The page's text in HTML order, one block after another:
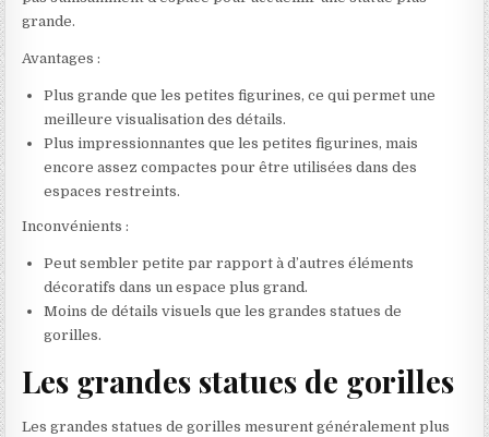
grande.
Avantages :
Plus grande que les petites figurines, ce qui permet une
meilleure visualisation des détails.
Plus impressionnantes que les petites figurines, mais
encore assez compactes pour être utilisées dans des
espaces restreints.
Inconvénients :
Peut sembler petite par rapport à d’autres éléments
décoratifs dans un espace plus grand.
Moins de détails visuels que les grandes statues de
gorilles.
Les grandes statues de gorilles
Les grandes statues de gorilles mesurent généralement plus